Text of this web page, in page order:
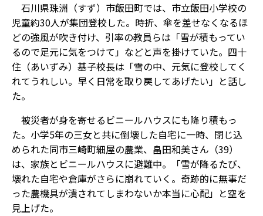
石川県珠洲（すず）市飯田町では、市立飯田小学校の
児童約30人が集団登校した。時折、傘を差せなくなるほ
どの強風が吹き付け、引率の教員らは「雪が積もってい
るので足元に気をつけて」などと声を掛けていた。四十
住（あいずみ）基子校長は「雪の中、元気に登校してく
れてうれしい。早く日常を取り戻してあげたい」と話し
た。
被災者が身を寄せるビニールハウスにも降り積もっ
た。小学5年の三女と共に倒壊した自宅に一時、閉じ込
められた同市三崎町細屋の農業、畠田和美さん（39）
は、家族とビニールハウスに避難中。「雪が降るたび、
壊れた自宅や倉庫がさらに崩れていく。奇跡的に無事だ
った農機具が潰されてしまわないか本当に心配」と空を
見上げた。